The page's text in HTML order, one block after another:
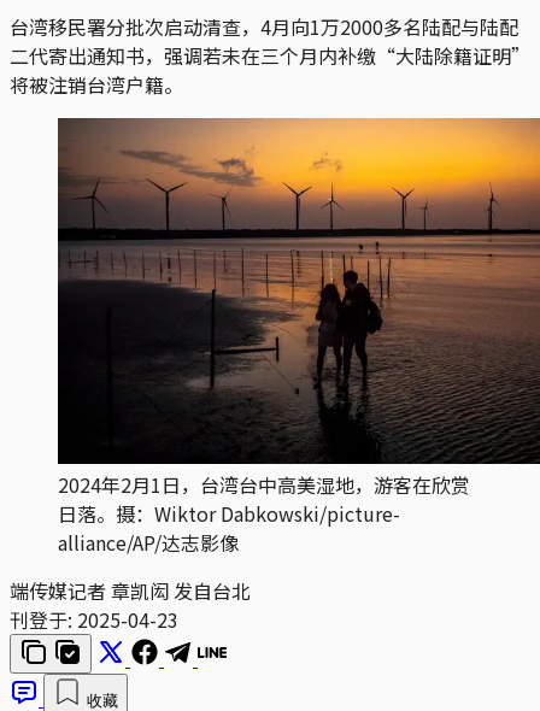
台湾移民署分批次启动清查，4月向1万2000多名陆配与陆配
二代寄出通知书，强调若未在三个月内补缴“大陆除籍证明”
将被注销台湾户籍。
2024年2月1日，台湾台中高美湿地，游客在欣赏
日落。摄：Wiktor Dabkowski/picture-
alliance/AP/达志影像
端传媒记者 章凯闳 发自台北
刊登于: 2025-04-23
收藏